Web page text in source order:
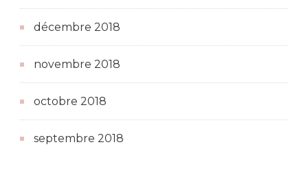
décembre 2018
novembre 2018
octobre 2018
septembre 2018